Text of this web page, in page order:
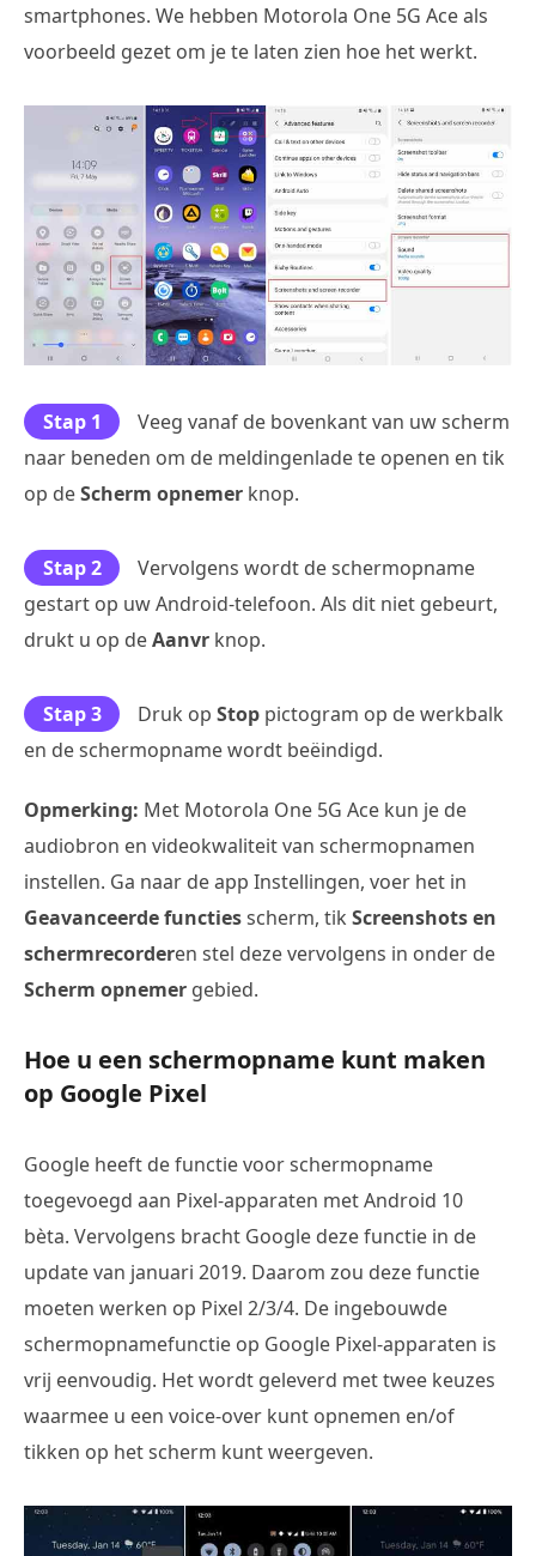
smartphones. We hebben Motorola One 5G Ace als
voorbeeld gezet om je te laten zien hoe het werkt.
Stap 1
Veeg vanaf de bovenkant van uw scherm
naar beneden om de meldingenlade te openen en tik
op deScherm opnemer knop.
Stap 2
Vervolgens wordt de schermopname
gestart op uw Android-telefoon. Als dit niet gebeurt,
drukt u op deAanvr knop.
Stap 3 Druk op Stop pictogram op de werkbalk
en de schermopname wordt beëindigd.
Opmerking: Met Motorola One 5G Ace kun je de
audiobron en videokwaliteit van schermopnamen
instellen. Ga naar de app Instellingen, voer het in
Geavanceerde functiesscherm, tik Screenshots en
schermrecorderen stel deze vervolgens in onder de
Scherm opnemer gebied.
Hoe u een schermopname kunt maken
op Google Pixel
Google heeft de functie voor schermopname
toegevoegd aan Pixel-apparaten met Android 10
bèta. Vervolgens bracht Google deze functie in de
update van januari 2019. Daarom zou deze functie
moeten werken op Pixel 2/3/4. De ingebouwde
schermopnamefunctie op Google Pixel-apparaten is
vrij eenvoudig. Het wordt geleverd met twee keuzes
waarmee u een voice-over kunt opnemen en/of
tikken op het scherm kunt weergeven.